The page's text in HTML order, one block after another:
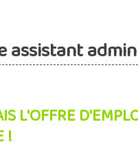
assistant
L'OFFRE
!